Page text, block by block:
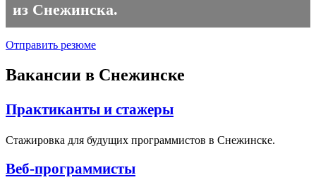
из Снежинска.
Отправить резюме
Вакансии в Снежинске
Практиканты и стажеры
Стажировка для будущих программистов в Снежинске.
Веб-программисты